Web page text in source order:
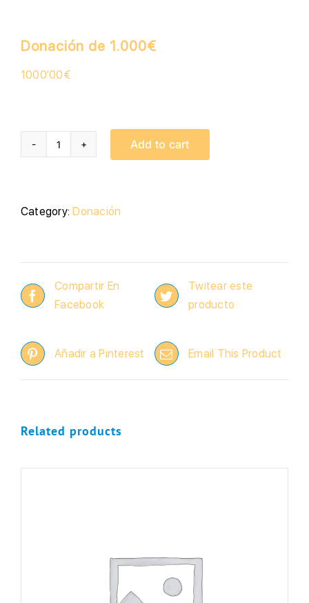
Donación de 1.000€
1000'00€
Donación
quantity
Add to cart
Category:Donación
Compartir En
Facebook
Twitear este
producto
Añadir a Pinterest Email This Product
Related products